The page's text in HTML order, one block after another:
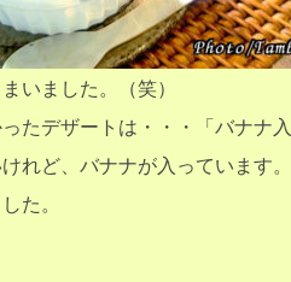
いました。（笑）
たデザートは・・・「バナナ
れど、バナナが入っています。
た。